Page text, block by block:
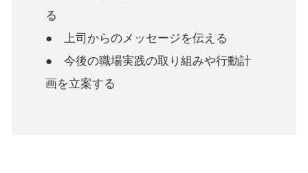
る
● 上司からのメッセージを伝える
● 今後の職場実践の取り組みや行動計
画を立案する